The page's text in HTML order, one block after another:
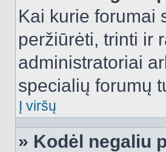
Kai kurie forumai
peržiūrėti, trinti ir
administratoriai
specialių forumų
Į viršų
» Kodėl negaliu